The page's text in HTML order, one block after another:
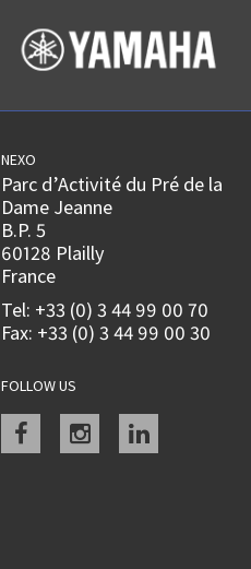
NEXO
Parc d’Activité du Pré de la
Dame Jeanne
B.P. 5
60128 Plailly
France
Tel: +33 (0) 3 44 99 00 70
Fax: +33 (0) 3 44 99 00 30
FOLLOW US
Facebookinstagramlinkedin